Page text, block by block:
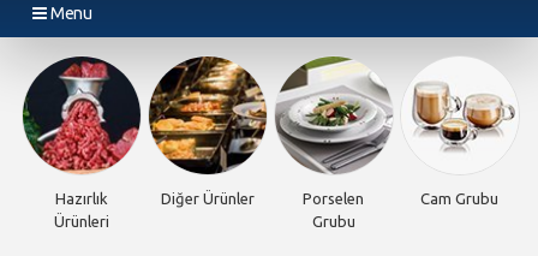
Menu
Piliç Makinesi
Döner
Endüstriyel
Fırınlar
Endüstriyel